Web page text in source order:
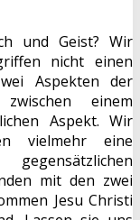
und Geist? Wir
nicht einen
Aspekten der
einem
Aspekt. Wir
vielmehr eine
mit den zwei
Jesu Christi